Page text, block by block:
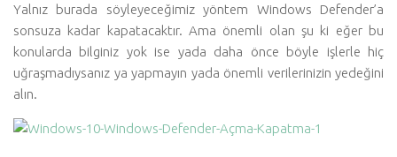
Yalnız burada söyleyeceğimiz yöntem Windows Defender’a
sonsuza kadar kapatacaktır. Ama önemli olan şu ki eğer bu
konularda bilginiz yok ise yada daha önce böyle işlerle hiç
uğraşmadıysanız ya yapmayın yada önemli verilerinizin yedeğini
alın.